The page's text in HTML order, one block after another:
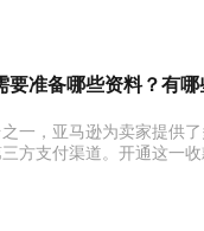
一，亚马逊为卖家提供
方支付渠道。开通这一